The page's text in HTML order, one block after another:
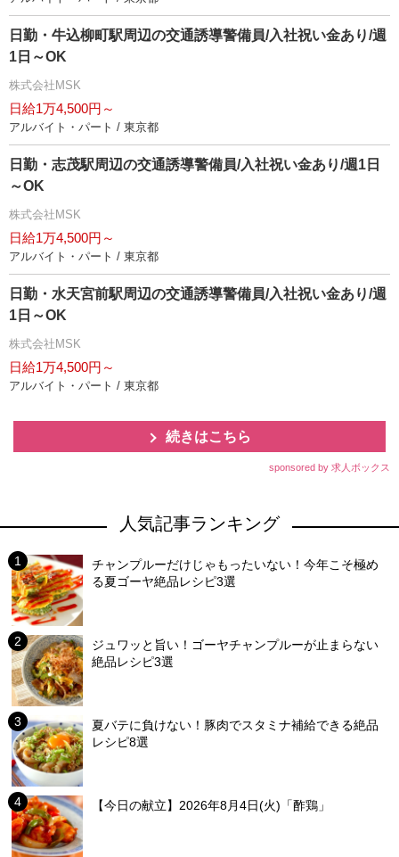
日勤・牛込柳町駅周辺の交通誘導警備員/入社祝い金あり/週
1日～OK
株式会社MSK
日給1万4,500円～
アルバイト・パート / 東京都
日勤・志茂駅周辺の交通誘導警備員/入社祝い金あり/週1日
～OK
株式会社MSK
日給1万4,500円～
アルバイト・パート / 東京都
日勤・水天宮前駅周辺の交通誘導警備員/入社祝い金あり/週
1日～OK
株式会社MSK
日給1万4,500円～
アルバイト・パート / 東京都
続きはこちら
sponsored by 求人ボックス
人気記事ランキング
チャンプルーだけじゃもったいない！今年こそ極め
る夏ゴーヤ絶品レシピ3選
ジュワッと旨い！ゴーヤチャンプルーが止まらない
絶品レシピ3選
夏バテに負けない！豚肉でスタミナ補給できる絶品
レシピ8選
【今日の献立】2026年8月4日(火)「酢鶏」